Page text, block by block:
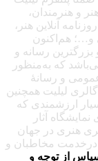
و هنرمندان،
آنلاین هنر،
و…؛ هم‌اکنون
بزرگترین رسانه و
که به‌منظور
و رسانهٔ
لیلیت همچنین
ارزشمندی که
آثار
هنری در جهان
درخدمت مخاطبان و
از توجه و